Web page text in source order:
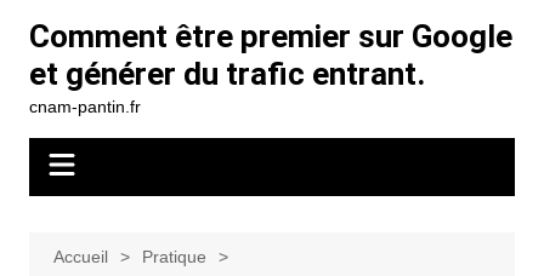
contenu
Comment être premier sur Google
et générer du trafic entrant.
cnam-pantin.fr
Accueil
Pratique